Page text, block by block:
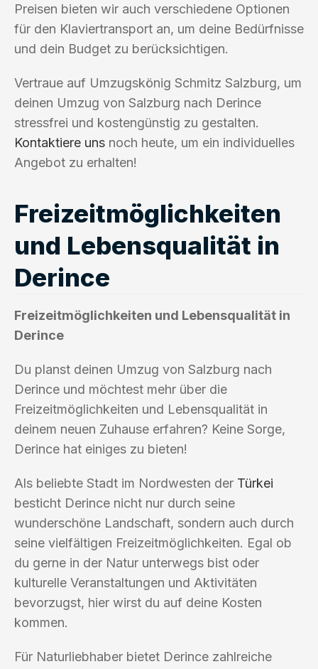
Preisen bieten wir auch verschiedene Optionen
für den Klaviertransport an, um deine Bedürfnisse
und dein Budget zu berücksichtigen.
Vertraue auf Umzugskönig Schmitz Salzburg, um
deinen Umzug von Salzburg nach Derince
stressfrei und kostengünstig zu gestalten.
Kontaktiere uns noch heute, um ein individuelles
Angebot zu erhalten!
Freizeitmöglichkeiten
und Lebensqualität in
Derince
Freizeitmöglichkeiten und Lebensqualität in
Derince
Du planst deinen Umzug von Salzburg nach
Derince und möchtest mehr über die
Freizeitmöglichkeiten und Lebensqualität in
deinem neuen Zuhause erfahren? Keine Sorge,
Derince hat einiges zu bieten!
Als beliebte Stadt im Nordwesten der Türkei
besticht Derince nicht nur durch seine
wunderschöne Landschaft, sondern auch durch
seine vielfältigen Freizeitmöglichkeiten. Egal ob
du gerne in der Natur unterwegs bist oder
kulturelle Veranstaltungen und Aktivitäten
bevorzugst, hier wirst du auf deine Kosten
kommen.
Für Naturliebhaber bietet Derince zahlreiche